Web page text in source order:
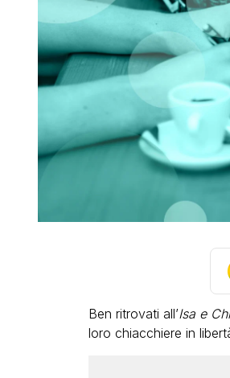
Ben ritrovati all’Isa e
loro chiacchiere in